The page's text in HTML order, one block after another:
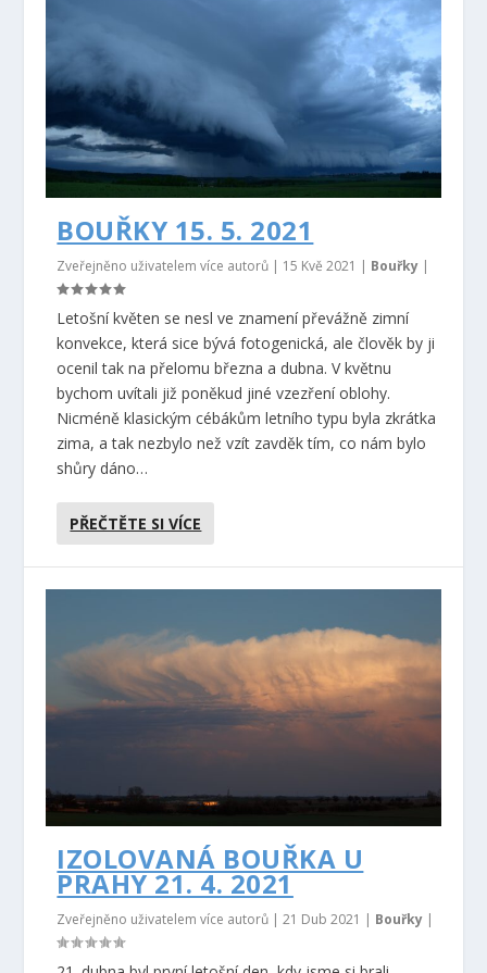
BOUŘKY 15. 5. 2021
Zveřejněno uživatelem více autorů | 15 Kvě 2021 | Bouřky |
Letošní květen se nesl ve znamení převážně zimní
konvekce, která sice bývá fotogenická, ale člověk by ji
ocenil tak na přelomu března a dubna. V květnu
bychom uvítali již poněkud jiné vzezření oblohy.
Nicméně klasickým cébákům letního typu byla zkrátka
zima, a tak nezbylo než vzít zavděk tím, co nám bylo
shůry dáno…
PŘEČTĚTE SI VÍCE
IZOLOVANÁ BOUŘKA U
PRAHY 21. 4. 2021
Zveřejněno uživatelem více autorů |21 Dub 2021 | Bouřky |